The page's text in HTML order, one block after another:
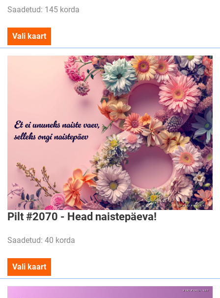
Saadetud: 145 korda
Vali kaart
Pilt #2070 - Head naistepäeva!
Saadetud: 40 korda
Vali kaart